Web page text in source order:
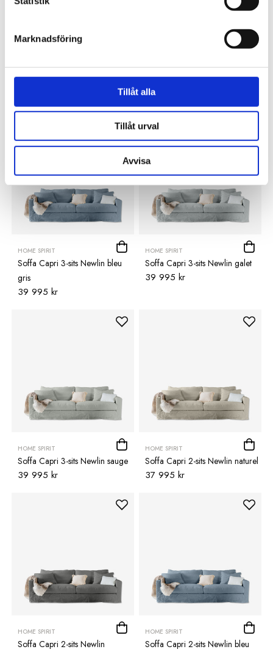
Marknadsföring
Tillåt alla
Tillåt urval
Avvisa
Soffa Capri 3-sits Newlin blanc
39 995 kr
Soffa Capri 3-sits Newlin
graphite
39 995 kr
HOME SPIRIT
Soffa Capri 3-sits Newlin bleu
gris
39 995 kr
HOME SPIRIT
Soffa Capri 3-sits Newlin galet
39 995 kr
HOME SPIRIT
Soffa Capri 3-sits Newlin sauge
39 995 kr
HOME SPIRIT
Soffa Capri 2-sits Newlin naturel
37 995 kr
HOME SPIRIT
Soffa Capri 2-sits Newlin
HOME SPIRIT
Soffa Capri 2-sits Newlin bleu